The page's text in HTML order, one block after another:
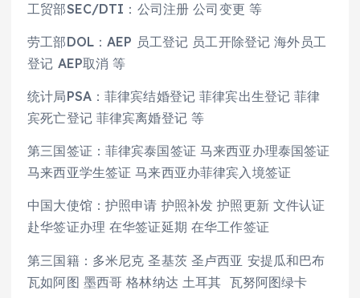
工贸部SEC/DTI：公司注册 公司变更 等
劳工部DOL：AEP 员工登记 员工开除登记 海外员工
登记 AEP取消 等
统计局PSA：菲律宾结婚登记 菲律宾出生登记 菲律
宾死亡登记 菲律宾离婚登记 等
第三国签证：菲律宾泰国签证 马来西亚办理泰国签证
马来西亚学生签证 马来西亚办菲律宾入境签证
中国大使馆：护照申请 护照补发 护照更新 文件认证
赴华签证办理 在华签证延期 在华工作签证
第三国籍：多米尼克 圣基茨 圣卢西亚 安提瓜和巴布
瓦如阿图 墨西哥 格林纳达 土耳其 瓦努阿图绿卡